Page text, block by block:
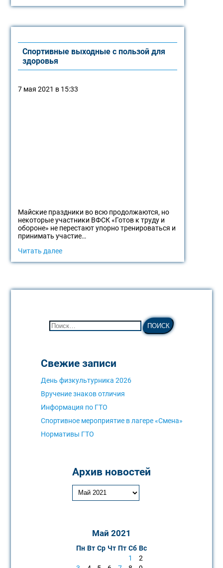
Спортивные выходные с пользой для
здоровья
7 мая 2021 в 15:33
Майские праздники во всю продолжаются, но
некоторые участники ВФСК «Готов к труду и
обороне» не перестают упорно тренироваться и
принимать участие…
Читать далее
Свежие записи
День физкультурника 2026
Вручение знаков отличия
Информация по ГТО
Спортивное мероприятие в лагере «Смена»
Нормативы ГТО
Архив новостей
Май 2021
Пн Вт Ср Чт Пт Сб Вс
1
2